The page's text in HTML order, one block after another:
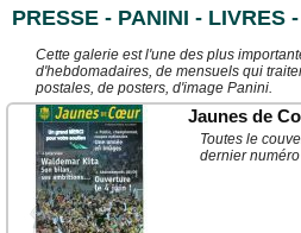
PRESSE - PANINI - LIVRES
Cette galerie est l'une des plus
d'hebdomadaires, de mensuels qui
postales, de posters, d'image Panini.
Jaunes de
Toutes le
dernier